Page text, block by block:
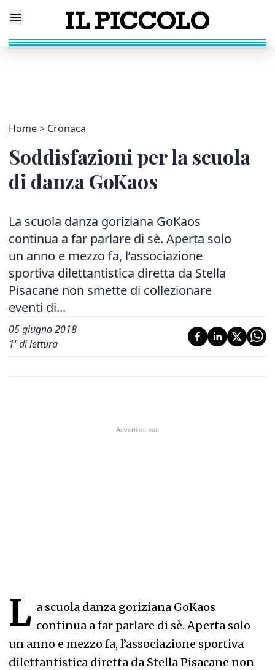
Home Cronaca
Soddisfazioni per la scuola
di danza GoKaos
La scuola danza goriziana GoKaos
continua a far parlare di sè. Aperta solo
un anno e mezzo fa, l’associazione
sportiva dilettantistica diretta da Stella
Pisacane non smette di collezionare
eventi di...
05 giugno 2018
1' di lettura
L a scuola danza goriziana GoKaos
continua a far parlare di sè. Aperta solo
un anno e mezzo fa, l’associazione sportiva
dilettantistica diretta da Stella Pisacane non